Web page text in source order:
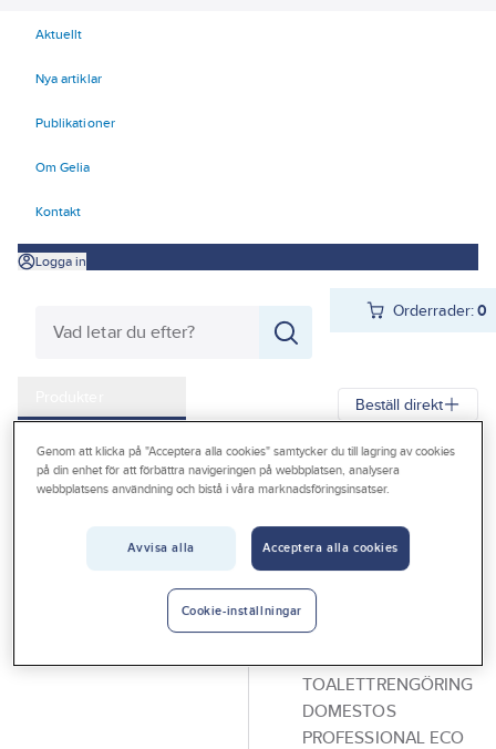
Aktuellt
Nya artiklar
Publikationer
Om Gelia
Kontakt
Logga in
Orderrader:0
Outlet
Beställ direkt
Gelia Produkter Förbrukningsvaror Kemteknik
Städ
Sanitet/badrum och avkalkning
Toalettrengöring
Domestos
Professional Eco
TOALETTRENGÖRING
DOMESTOS
PROFESSIONAL ECO
Genom att klicka på "Acceptera alla cookies" samtycker du till lagring av cookies
på din enhet för att förbättra navigeringen på webbplatsen, analysera
webbplatsens användning och bistå i våra marknadsföringsinsatser.
Avvisa alla Acceptera alla cookies
Cookie-inställningar